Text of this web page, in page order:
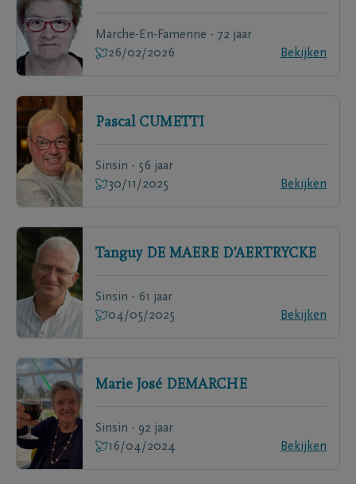
Marche-En-Famenne - 72 jaar
26/02/2026
Bekijken
Pascal CUMETTI
Sinsin - 56 jaar
30/11/2025
Bekijken
Tanguy DE MAERE D'AERTRYCKE
Sinsin - 61 jaar
04/05/2025
Bekijken
Marie José DEMARCHE
Sinsin - 92 jaar
16/04/2024
Bekijken